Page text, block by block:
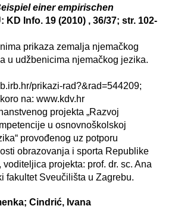
einer empirischen
KD Info. 19 (2010) , 36/37; str. 102-
prikaza zemalja njemačkog
u udžbenicima njemačkog jezika.
prikazi-rad?&rad=544209;
na: www.kdv.hr
projekta „Razvoj
u osnovnoškolskoj
provođenog uz potporu
obrazovanja i sporta Republike
voditeljica projekta: prof. dr. sc. Ana
fakultet Sveučilišta u Zagrebu.
Cindrić, Ivana